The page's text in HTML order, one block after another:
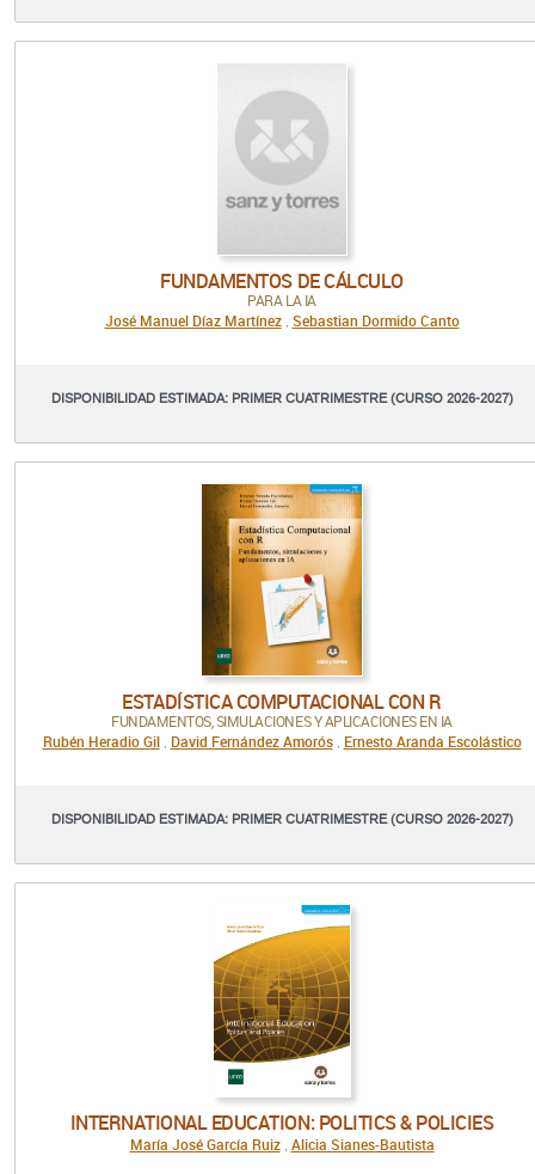
FUNDAMENTOS DE CÁLCULO
PARA LA IA
José Manuel Díaz Martínez, Sebastian Dormido Canto
DISPONIBILIDAD ESTIMADA: PRIMER CUATRIMESTRE (CURSO 2026-2027)
ESTADÍSTICA COMPUTACIONAL CON R
FUNDAMENTOS, SIMULACIONES Y APLICACIONES EN IA
Rubén Heradio Gil
David Fernández Amorós, Ernesto Aranda Escolástico
DISPONIBILIDAD ESTIMADA: PRIMER CUATRIMESTRE (CURSO 2026-2027)
INTERNATIONAL EDUCATION: POLITICS & POLICIES
María José García Ruiz, Alicia Sianes-Bautista